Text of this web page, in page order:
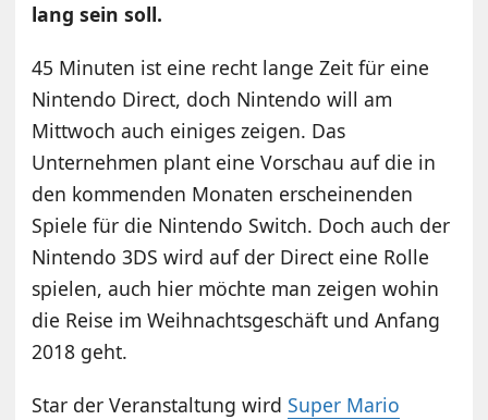
lang sein soll.
45 Minuten ist eine recht lange Zeit für eine
Nintendo Direct, doch Nintendo will am
Mittwoch auch einiges zeigen. Das
Unternehmen plant eine Vorschau auf die in
den kommenden Monaten erscheinenden
Spiele für die Nintendo Switch. Doch auch der
Nintendo 3DS wird auf der Direct eine Rolle
spielen, auch hier möchte man zeigen wohin
die Reise im Weihnachtsgeschäft und Anfang
2018 geht.
Star der Veranstaltung wirdSuper Mario